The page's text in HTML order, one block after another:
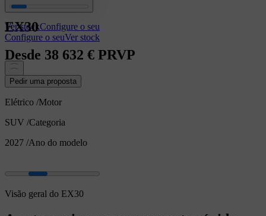
Ver stockConfigure o seu
Configure o seuVer stock
EX30
Desde 38 632 € PRVP
Pedir uma proposta
Elétrico /Motor
SUV /Categoria
2027 /Ano do modelo
Visão geral do EX30